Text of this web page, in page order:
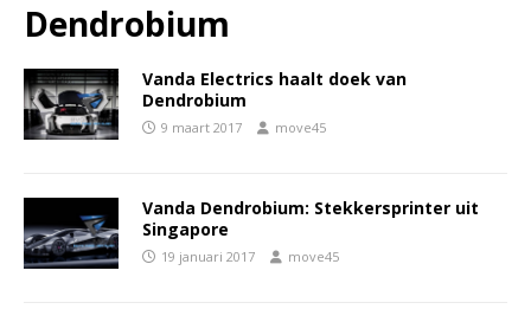
Dendrobium
Vanda Electrics haalt doek van
Dendrobium
9 maart 2017 move45
Vanda Dendrobium: Stekkersprinter uit
Singapore
19 januari 2017 move45